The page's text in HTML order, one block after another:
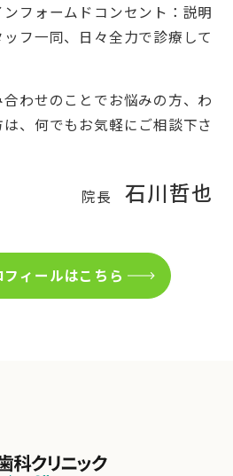
フォームドコンセント：説明
フ一同、日々全力で診療して
わせのことでお悩みの方、わ
、何でもお気軽にご相談下さ
院長 石川哲也
ィールはこちら